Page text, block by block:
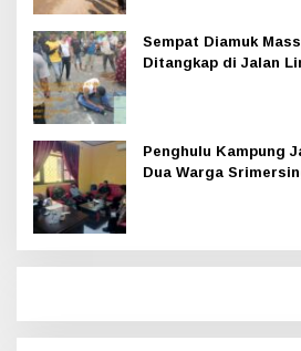
Sempat Diamuk
Ditangkap di Jalan
Penghulu Kampung
Dua Warga